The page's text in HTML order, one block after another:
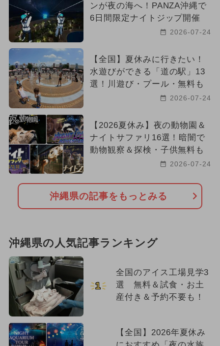
ンが夜の海へ！PANZA沖縄で
6日間限定ナイトジップ開催
2026-07-24
【全国】夏休みに行きたい！
水遊びができる「道の駅」13
選！川遊び・プール・無料も
2026-07-24
【2026夏休み】夜の動物園＆
ナイトサファリ16選！暗闇で
動物観察＆探検・子供無料も
2026-07-24
沖縄県の記事をもっとみる
沖縄県の人気記事ランキング
1
全国のアイス工場見学3
選 無料＆試食・お土
産付き＆予約不要も！
【全国】2026年夏休み